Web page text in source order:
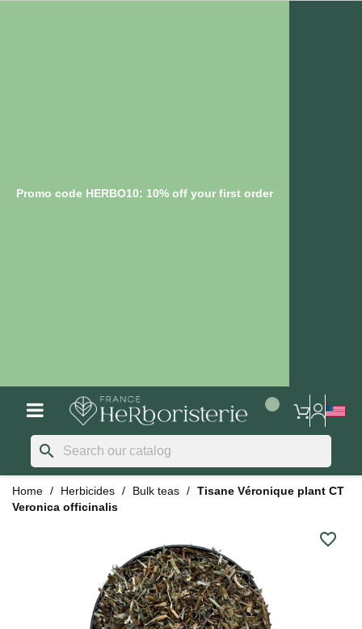
Promo code HERBO10: 10% off your first order
search
Home Herbicides Bulk teas
Tisane Véronique plant CT
Veronica officinalis
favorite_border